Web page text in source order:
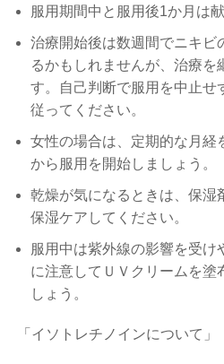
服用期間中と服用後1か月は
治療開始後は数週間でニキビ
るかもしれませんが、治療を
す。自己判断で服用を中止せ
従ってください。
女性の場合は、定期的な月経
から服用を開始しましょう。
乾燥が気になるときは、保湿
保湿ケアしてください。
服用中は紫外線の影響を受け
に注意してＵＶクリームを塗
しょう。
「イソトレチノインについて」